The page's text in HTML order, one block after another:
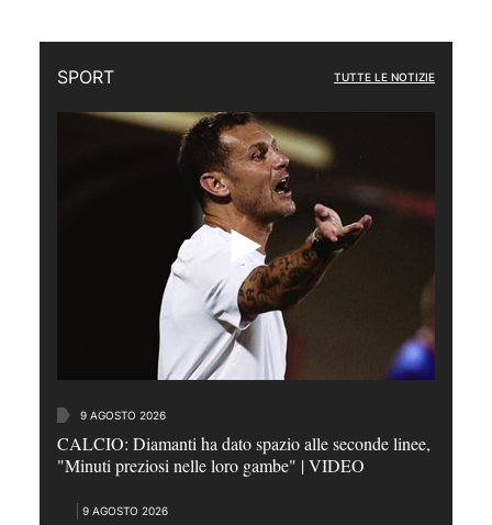
SPORT TUTTE LE NOTIZIE
9 AGOSTO 2026
CALCIO: Diamanti ha dato spazio alle seconde linee,
"Minuti preziosi nelle loro gambe" | VIDEO
9 AGOSTO 2026